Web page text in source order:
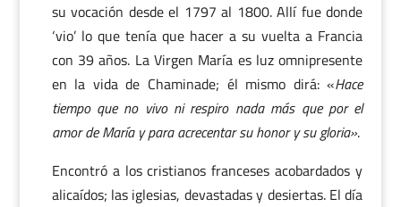
su vocación desde el 1797 al 1800. Allí fue donde
‘vio’ lo que tenía que hacer a su vuelta a Francia
con 39 años. La Virgen María es luz omnipresente
en la vida de Chaminade; él mismo dirá: «Hace
tiempo que no vivo ni respiro nada más que por el
amor de María y para acrecentar su honor y su gloria».
Encontró a los cristianos franceses acobardados y
alicaídos; las iglesias, devastadas y desiertas. El día